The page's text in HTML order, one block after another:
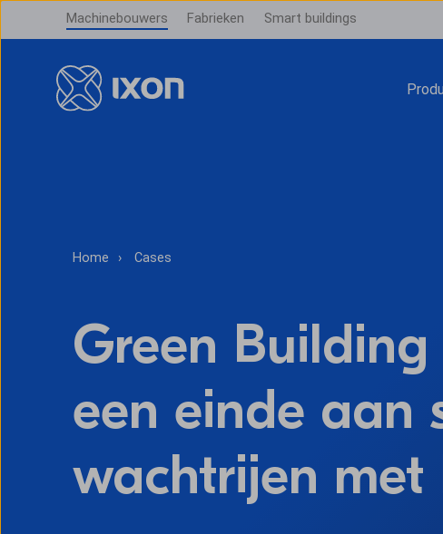
Machinebouwers Fabrieken Smart buildings
Home Cases
Green
een einde aan
wachtrijen met